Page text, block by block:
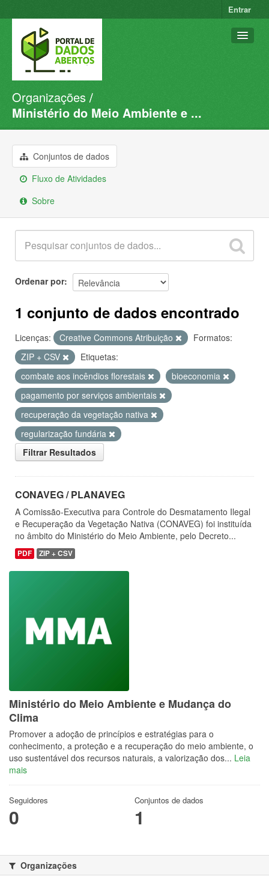
Entrar
Conjuntos de dados
Organizações
Sobre
Organizações
Ministério do Meio Ambiente e ...
Conjuntos de dados
Fluxo de Atividades
Sobre
Ordenar por
1 conjunto de dados encontrado
Licenças: Creative Commons Atribuição
Formatos:
ZIP + CSV
Etiquetas:
combate aos incêndios florestais
bioeconomia
pagamento por serviços ambientais
recuperação da vegetação nativa
regularização fundária
Filtrar Resultados
CONAVEG / PLANAVEG
A Comissão-Executiva para Controle do Desmatamento Ilegal
e Recuperação da Vegetação Nativa (CONAVEG) foi instituída
no âmbito do Ministério do Meio Ambiente, pelo Decreto...
PDF ZIP + CSV
Ministério do Meio Ambiente e Mudança do
Clima
Promover a adoção de princípios e estratégias para o
conhecimento, a proteção e a recuperação do meio ambiente, o
uso sustentável dos recursos naturais, a valorização dos... Leia
mais
Seguidores
0
Conjuntos de dados
1
Organizações